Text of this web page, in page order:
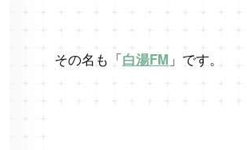
その名も「白湯FM 」です。